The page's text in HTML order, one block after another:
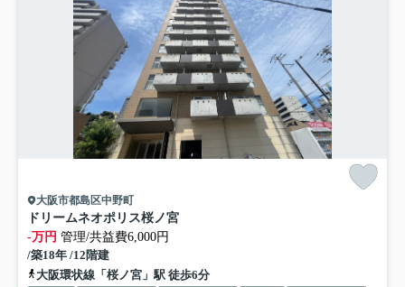
大阪市都島区中野町
ドリームネオポリス桜ノ宮
-万円 管理/共益費6,000円
/築18年 /12階建
大阪環状線「桜ノ宮」駅 徒歩6分